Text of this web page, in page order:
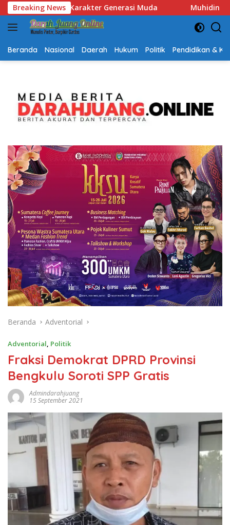
Langsung
ke
konten
Breaking News
Muhidin Tegaskan Penempatan Pejabat Kalsel
Beranda Nasional Daerah Hukum Politik Pendidikan &
Beranda Adventorial
Adventorial, Politik
Fraksi Demokrat DPRD Provinsi
Bengkulu Soroti SPP Gratis
Admindarahjuang
15 September 2021